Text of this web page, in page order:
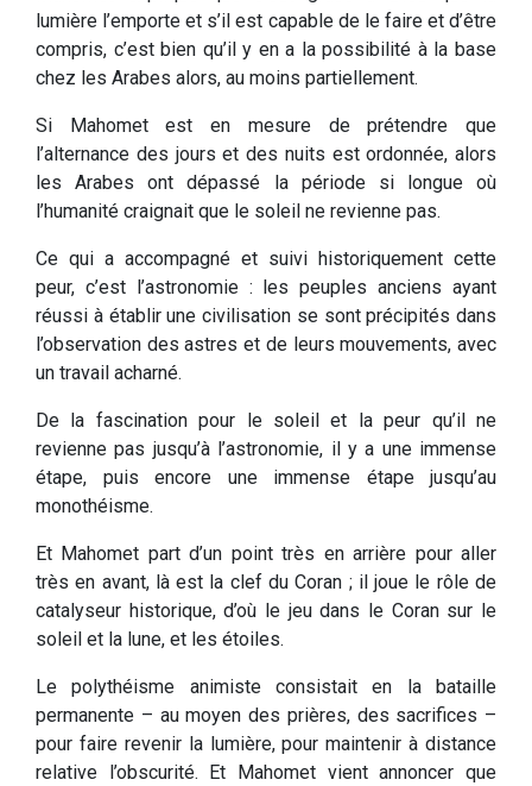
lumière l’emporte et s’il est capable de le faire et d’être
compris, c’est bien qu’il y en a la possibilité à la base
chez les Arabes alors, au moins partiellement.
Si Mahomet est en mesure de prétendre que
l’alternance des jours et des nuits est ordonnée, alors
les Arabes ont dépassé la période si longue où
l’humanité craignait que le soleil ne revienne pas.
Ce qui a accompagné et suivi historiquement cette
peur, c’est l’astronomie : les peuples anciens ayant
réussi à établir une civilisation se sont précipités dans
l’observation des astres et de leurs mouvements, avec
un travail acharné.
De la fascination pour le soleil et la peur qu’il ne
revienne pas jusqu’à l’astronomie, il y a une immense
étape, puis encore une immense étape jusqu’au
monothéisme.
Et Mahomet part d’un point très en arrière pour aller
très en avant, là est la clef du Coran ; il joue le rôle de
catalyseur historique, d’où le jeu dans le Coran sur le
soleil et la lune, et les étoiles.
Le polythéisme animiste consistait en la bataille
permanente – au moyen des prières, des sacrifices –
pour faire revenir la lumière, pour maintenir à distance
relative l’obscurité. Et Mahomet vient annoncer que